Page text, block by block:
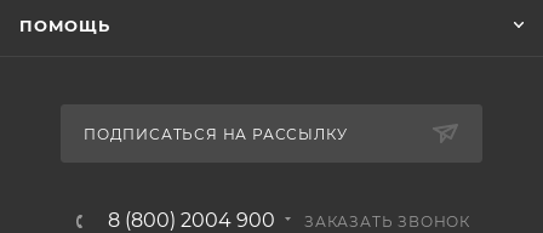
ПОМОЩЬ
ПОДПИСАТЬСЯ НА РАССЫЛКУ
8 (800) 2004 900 ЗАКАЗАТЬ ЗВОНОК